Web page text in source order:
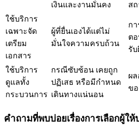
เงินและงานมั่นคง
ส
ใช้บริการ
เฉพาะจัด
เตรียม
เอกสาร
ผู้ที่ยื่นเองได้แต่ไม่
มั่นใจความครบถ้วน
ก
ต
รั
ใช้บริการ
ดูแลทั้ง
กระบวนการ
กรณีซับซ้อน เคยถูก
ปฏิเสธ หรือมีกำหนด
เดินทางแน่นอน
ผ
ข
คำถามที่พบบ่อยเรื่องการเลือกผู้ให้